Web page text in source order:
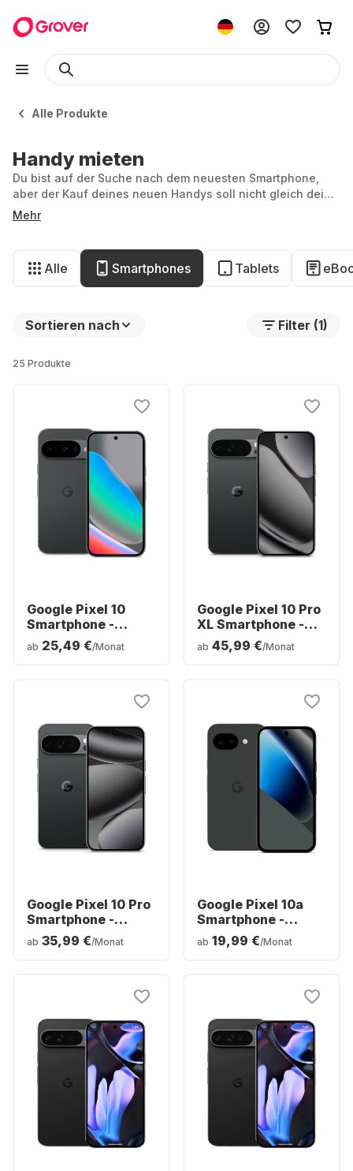
Alle Produkte
Handy mieten
Du bist auf der Suche nach dem neuesten Smartphone,
aber der Kauf deines neuen Handys soll nicht gleich dein
gesamtes Budget sprengen? Mit Grover kannst du dein
nächstes Handy mieten und flexibel bleiben, ganz ohne
Leihen deines Handys die clevere Wahl ist.
Mehr
Alle Smartphones Tablets
Sortieren nach Filter (1)
25 Produkte
Google Pixel 10
Smartphone -
128GB - Dual SIM
ab 25,49 €/Monat
Google Pixel 10 Pro
XL Smartphone -
256GB - Dual SIM
ab 45,99 €/Monat
Google Pixel 10 Pro
Smartphone -
128GB - Dual SIM
ab 35,99 €/Monat
Google Pixel 10a
Smartphone -
128GB - Dual SIM
ab 19,99 €/Monat